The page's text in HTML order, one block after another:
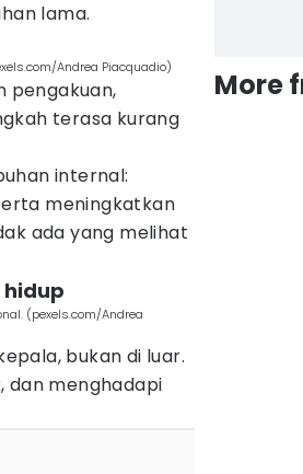
lama.
Andrea Piacquadio)
pengakuan,
terasa kurang
internal:
meningkatkan
ada yang melihat
hidup
(pexels.com/Andrea
bukan di luar.
dan menghadapi
More